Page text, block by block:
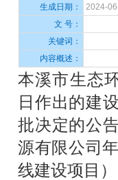
生成日期：
2024-
文 号：
关键词：
内容概述：
本溪市生态
日作出的建
批决定的公
源有限公司
线建设项目）